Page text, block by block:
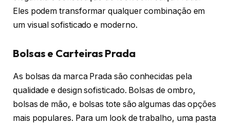
Eles podem transformar qualquer combinação em
um visual sofisticado e moderno.
Bolsas e Carteiras Prada
As bolsas da marca Prada são conhecidas pela
qualidade e design sofisticado. Bolsas de ombro,
bolsas de mão, e bolsas tote são algumas das opções
mais populares. Para um look de trabalho, uma pasta